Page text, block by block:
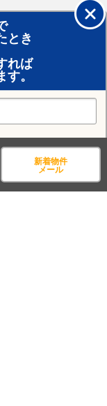
新着物件
メール
とき
れば
。